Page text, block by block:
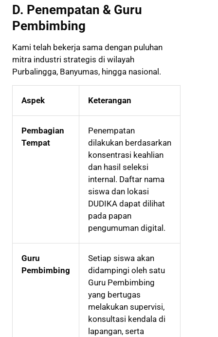
D. Penempatan & Guru
Pembimbing
Kami telah bekerja sama dengan puluhan
mitra industri strategis di wilayah
Purbalingga, Banyumas, hingga nasional.
Aspek Keterangan
Pembagian
Tempat
Penempatan
dilakukan berdasarkan
konsentrasi keahlian
dan hasil seleksi
internal. Daftar nama
siswa dan lokasi
DUDIKA dapat dilihat
pada papan
pengumuman digital.
Guru
Pembimbing
Setiap siswa akan
didampingi oleh satu
Guru Pembimbing
yang bertugas
melakukan supervisi,
konsultasi kendala di
lapangan, serta